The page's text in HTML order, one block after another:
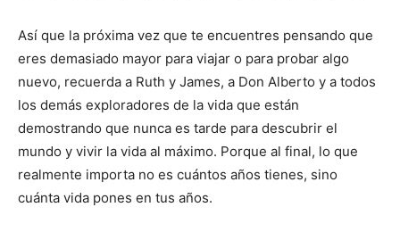
Así que la próxima vez que te encuentres pensando que
eres demasiado mayor para viajar o para probar algo
nuevo, recuerda a Ruth y James, a Don Alberto y a todos
los demás exploradores de la vida que están
demostrando que nunca es tarde para descubrir el
mundo y vivir la vida al máximo. Porque al final, lo que
realmente importa no es cuántos años tienes, sino
cuánta vida pones en tus años.